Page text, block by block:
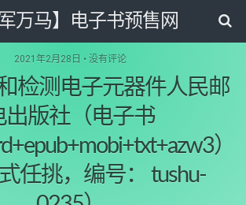
军万马】电子书预售网
2021年2月28日 • 没有评论
检测电子元器件人民邮
出版社（电子书
）
任挑，编号： tushu-